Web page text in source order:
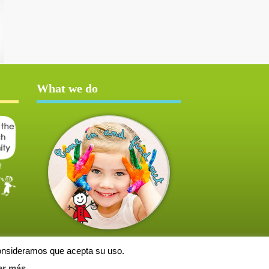
What we do
que acepta su uso.